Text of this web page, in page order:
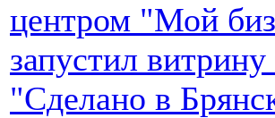
центром "Мой
запустил витрину
"Сделано в